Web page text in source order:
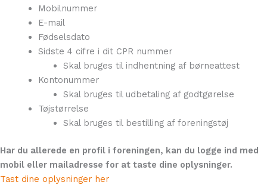
Mobilnummer
E-mail
Fødselsdato
Sidste 4 cifre i dit CPR nummer
Skal bruges til indhentning af børneattest
Kontonummer
Skal bruges til udbetaling af godtgørelse
Tøjstørrelse
Skal bruges til bestilling af foreningstøj
Har du allerede en profil i foreningen, kan du logge ind med
mobil eller mailadresse for at taste dine oplysninger.
Tast dine oplysninger her